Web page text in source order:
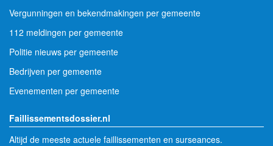
Vergunningen en bekendmakingen per gemeente
112 meldingen per gemeente
Politie nieuws per gemeente
Bedrijven per gemeente
Evenementen per gemeente
Faillissementsdossier.nl
Altijd de meeste actuele faillissementen en surseances.